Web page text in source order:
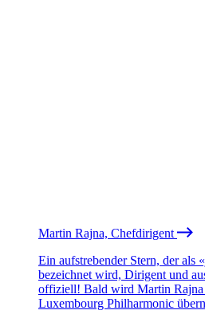
Martin Rajna, Chefdirigent
Ein aufstrebender Stern, der als
bezeichnet wird, Dirigent und
offiziell! Bald wird Martin Rajna
Luxembourg Philharmonic